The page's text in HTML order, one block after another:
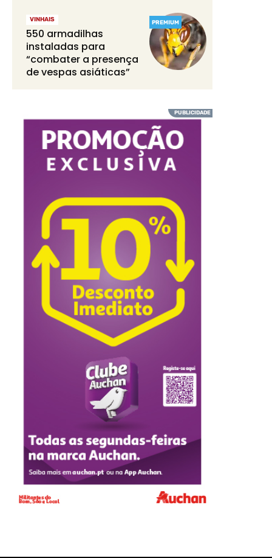
PREMIUM
VINHAIS
550 armadilhas
instaladas para
“combater a presença
de vespas asiáticas”